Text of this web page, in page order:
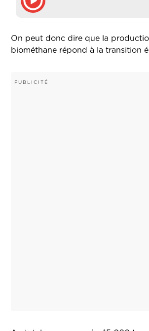
On peut donc dire que la
biométhane répond à la transition